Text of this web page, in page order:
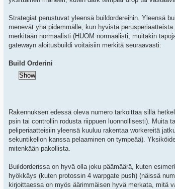
Strategiat perustuvat yleensä buildordereihin. Yleensä
menevät yhä pidemmälle, kun hyvistä
merkitään normaalisti (HUOM normaalisti, muitakin
gatewayn aloitusbuildi voitaisiin merkitä seuraavasti:
Build Orderini
Rakennuksen edessä oleva numero tarkoittaa sillä
psin tai controllin rodusta riippuen luonnollisesti). Muita
peliperiaatteisiin yleensä kuuluu rakentaa workereitä
sekuntikellon kanssa pelaaminen on tympeää).
mitenkään pakollista.
Buildorderissa on hyvä olla joku päämäärä, kuten
hyökkäys (kuten protossin 4 warpgate push) (näissä
kirjoittaessa on myös äärimmäisen hyvä merkata, mitä